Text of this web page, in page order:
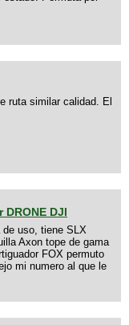
ruta similar calidad. El
DJI
de uso, tiene SLX
Axon tope de gama
FOX permuto
mi numero al que le